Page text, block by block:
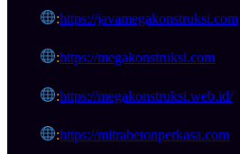
:https://javamegakonstruksi.com
:https://megakonstruksi.com
:https://megakonstruksi.web.id/
:https://mitrabetonperkasa.com